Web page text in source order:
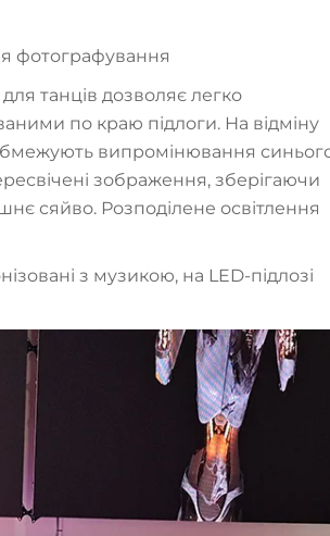
фотографування
танців дозволяє легко
по краю підлоги. На відміну
обмежують випромінювання
зображення, зберігаючи
сяйво. Розподілене освітлення
з музикою, на LED-підлозі